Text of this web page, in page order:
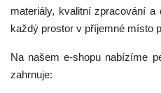
materiály, kvalitní zpracování a
každý prostor v příjemné místo
Na našem e-shopu nabízíme
zahrnuje: